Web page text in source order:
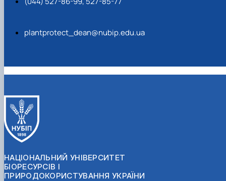
plantprotect_dean@nubip.edu.ua
НАЦІОНАЛЬНИЙ УНІВЕРСИТЕТ
БІОРЕСУРСІВ І
ПРИРОДОКОРИСТУВАННЯ УКРАЇНИ